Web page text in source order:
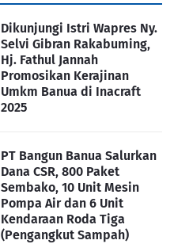
Dikunjungi Istri Wapres Ny.
Selvi Gibran Rakabuming,
Hj. Fathul Jannah
Promosikan Kerajinan
Umkm Banua di Inacraft
2025
PT Bangun Banua Salurkan
Dana CSR, 800 Paket
Sembako, 10 Unit Mesin
Pompa Air dan 6 Unit
Kendaraan Roda Tiga
(Pengangkut Sampah)